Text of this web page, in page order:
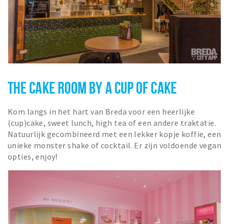
THE CAKE ROOM BY A CUP OF CAKE
Kom langs in het hart van Breda voor een heerlijke
(cup)cake, sweet lunch, high tea of een andere traktatie.
Natuurlijk gecombineerd met een lekker kopje koffie, een
unieke monster shake of cocktail. Er zijn voldoende vegan
opties, enjoy!